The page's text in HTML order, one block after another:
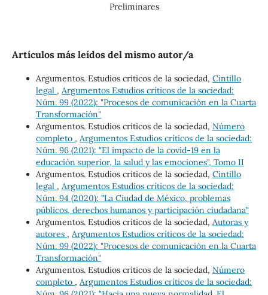
Preliminares
Artículos más leídos del mismo autor/a
Argumentos. Estudios críticos de la sociedad, Cintillo
legal , Argumentos Estudios críticos de la sociedad:
Núm. 99 (2022): "Procesos de comunicación en la Cuarta
Transformación"
Argumentos. Estudios críticos de la sociedad, Número
completo , Argumentos Estudios críticos de la sociedad:
Núm. 96 (2021): "El impacto de la covid-19 en la
educación superior, la salud y las emociones", Tomo II
Argumentos. Estudios críticos de la sociedad, Cintillo
legal , Argumentos Estudios críticos de la sociedad:
Núm. 94 (2020): "La Ciudad de México, problemas
públicos, derechos humanos y participación ciudadana"
Argumentos. Estudios críticos de la sociedad, Autoras y
autores , Argumentos Estudios críticos de la sociedad:
Núm. 99 (2022): "Procesos de comunicación en la Cuarta
Transformación"
Argumentos. Estudios críticos de la sociedad, Número
completo , Argumentos Estudios críticos de la sociedad: